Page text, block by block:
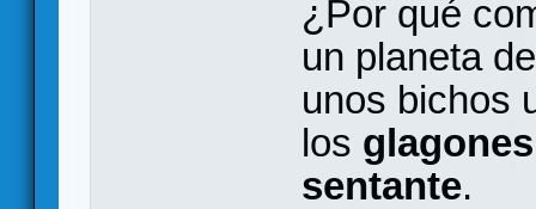
¿Por qué
un planeta
unos bichos
los
sentante.